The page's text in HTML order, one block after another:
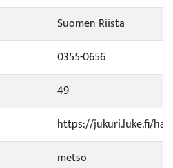
Suomen Riista
0355-0656
49
https://jukuri.luke.fi/
metso